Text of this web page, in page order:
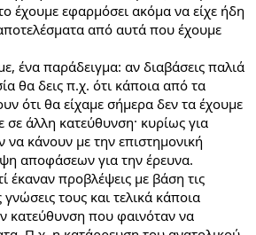
έχουμε εφαρμόσει ακόμα να είχε ήδη
από αυτά που έχουμε
ένα παράδειγμα: αν διαβάσεις παλιά
θα δεις π.χ. ότι κάποια από τα
ότι θα είχαμε σήμερα δεν τα έχουμε
σε άλλη κατεύθυνση· κυρίως για
κάνουν με την επιστημονική
αποφάσεων για την έρευνα.
έκαναν προβλέψεις με βάση τις
γνώσεις τους και τελικά κάποια
κατεύθυνση που φαινόταν να